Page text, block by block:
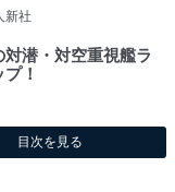
新社
対潜・対空重視艦ラ
！
目次を見る